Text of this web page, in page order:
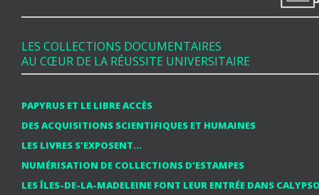
LES COLLECTIONS DOCUMENTAIRES
AU CŒUR DE LA RÉUSSITE UNIVERSITAIRE
PAPYRUS ET LE LIBRE ACCÈS
DES ACQUISITIONS SCIENTIFIQUES ET HUMAINES
LES LIVRES S'EXPOSENT...
NUMÉRISATION DE COLLECTIONS D'ESTAMPES
LES ÎLES-DE-LA-MADELEINE FONT LEUR ENTRÉE DANS